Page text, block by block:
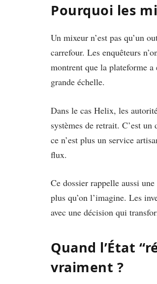
Pourquoi les
Un mixeur n’est pas qu’un
carrefour. Les enquêteurs
montrent que la plateforme
grande échelle.
Dans le cas Helix, les
systèmes de retrait. C’est
ce n’est plus un service
flux.
Ce dossier rappelle aussi
plus qu’on l’imagine. Les
avec une décision qui
Quand l’État
vraiment ?